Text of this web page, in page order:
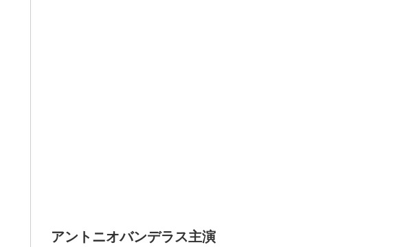
アントニオバンデラス主演